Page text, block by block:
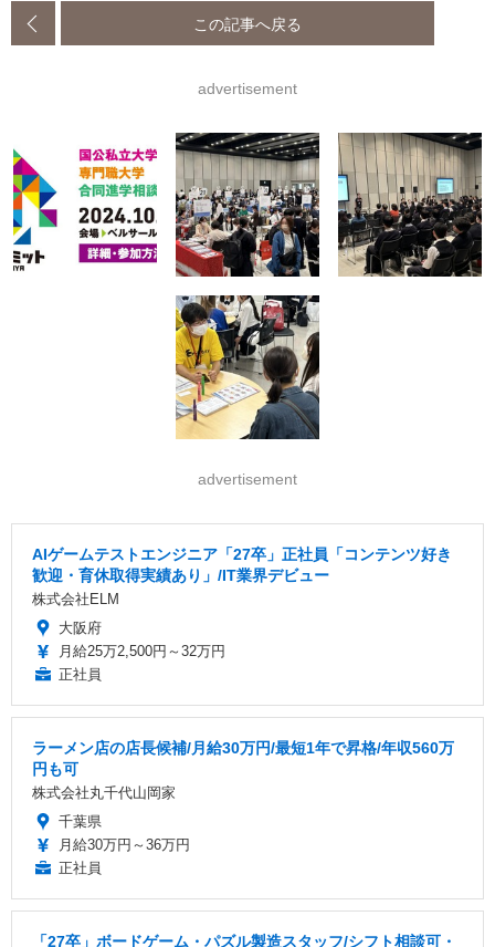
この記事へ戻る
advertisement
advertisement
AIゲームテストエンジニア「27卒」正社員「コンテンツ好き
歓迎・育休取得実績あり」/IT業界デビュー
株式会社ELM
大阪府
月給25万2,500円～32万円
正社員
ラーメン店の店長候補/月給30万円/最短1年で昇格/年収560万
円も可
株式会社丸千代山岡家
千葉県
月給30万円～36万円
正社員
「27卒」ボードゲーム・パズル製造スタッフ/シフト相談可・